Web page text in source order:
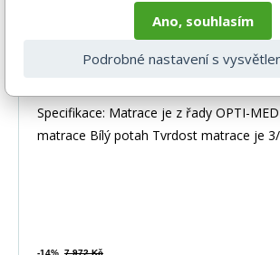
Matrace JADEIT,
Specifikace: Matrace je z řady OPTI-
matrace Bílý potah Tvrdost matrace je
-14% 7 972 Kč
Ano, souhlasím
Podrobné nastavení s